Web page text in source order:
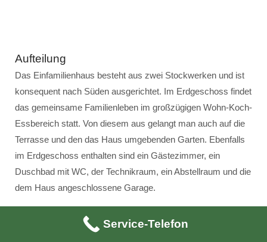
Aufteilung
Das Einfamilienhaus besteht aus zwei Stockwerken und ist
konsequent nach Süden ausgerichtet. Im Erdgeschoss findet
das gemeinsame Familienleben im großzügigen Wohn-Koch-
Essbereich statt. Von diesem aus gelangt man auch auf die
Terrasse und den das Haus umgebenden Garten. Ebenfalls
im Erdgeschoss enthalten sind ein Gästezimmer, ein
Duschbad mit WC, der Technikraum, ein Abstellraum und die
dem Haus angeschlossene Garage.
Über die innenliegende Treppe ist das Obergeschoss mit
Service-Telefon